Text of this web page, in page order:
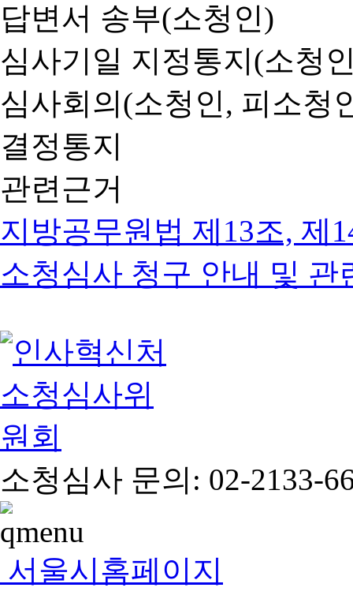
답변서 송부(소청인)
심사기일 지정통지(소청
심사회의(소청인, 피소청
결정통지
관련근거
지방공무원법 제13조, 제
소청심사 청구 안내 및 관
소청심사 문의: 02-2133-
서울시홈페이지